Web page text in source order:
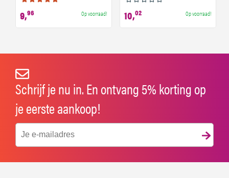
9,96 Op voorraad! 10,02 Op voorraad!
Schrijf je nu in. En ontvang 5% korting op
je eerste aankoop!